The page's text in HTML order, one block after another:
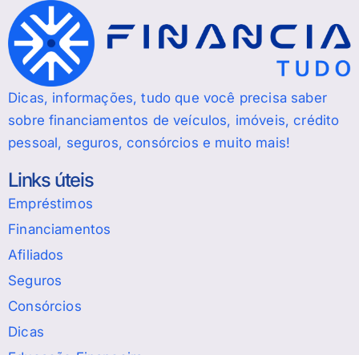
Dicas, informações, tudo que você precisa saber
sobre financiamentos de veículos, imóveis, crédito
pessoal, seguros, consórcios e muito mais!
Links úteis
Empréstimos
Financiamentos
Afiliados
Seguros
Consórcios
Dicas